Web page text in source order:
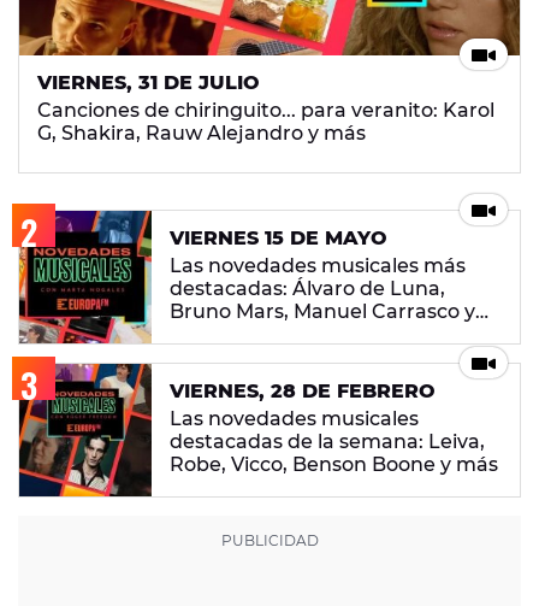
VIERNES, 31 DE JULIO
Canciones de chiringuito... para veranito: Karol
G, Shakira, Rauw Alejandro y más
VIERNES 15 DE MAYO
Las novedades musicales más
destacadas: Álvaro de Luna,
Bruno Mars, Manuel Carrasco y
VIERNES, 28 DE FEBRERO
Las novedades musicales
destacadas de la semana: Leiva,
Robe, Vicco, Benson Boone y más